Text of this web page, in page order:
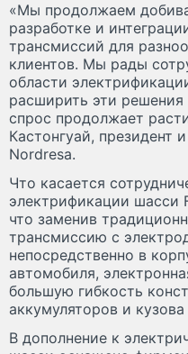
«Мы продолжаем
разработке и
трансмиссий для
клиентов. Мы рады
области
расширить эти
спрос продолжает
Кастонгуай, президент
Nordresa.
Что касается
электрификации шасси
что заменив
трансмиссию с
непосредственно в
автомобиля,
большую гибкость
аккумуляторов и кузова
В дополнение к